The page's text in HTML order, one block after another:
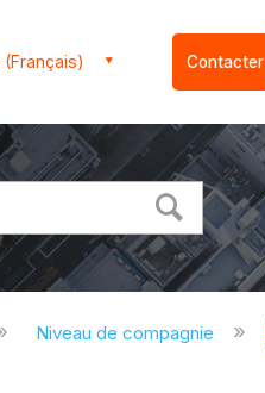
Contacter
Niveau de compagnie